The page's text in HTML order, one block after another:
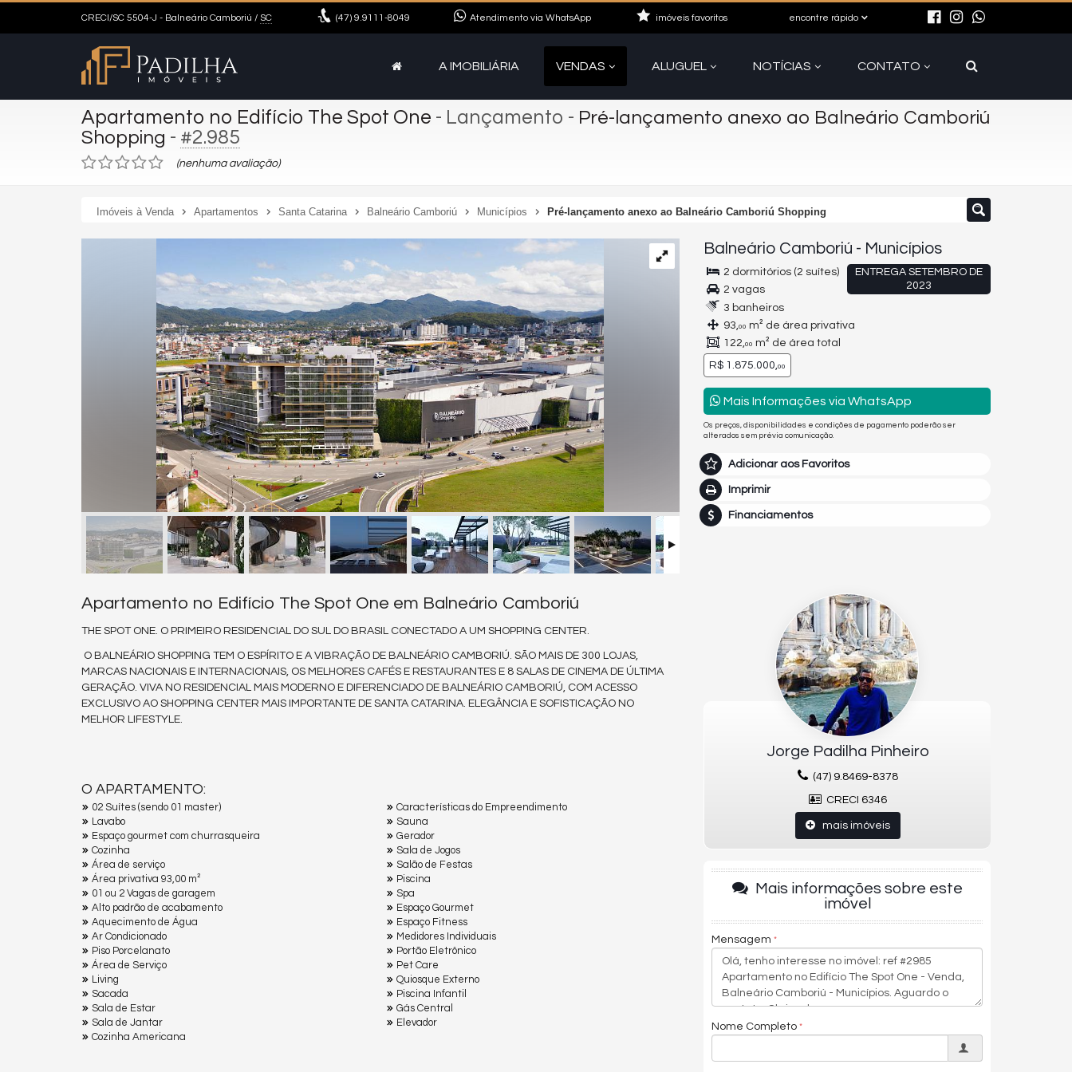
CRECI/SC 5504-J - Balneário Camboriú / SC (47) 9.9111-8049 Atendimento via WhatsApp encontre rápido
imóveis favoritos
A IMOBILIÁRIA VENDAS ALUGUEL NOTÍCIAS CONTATO
Apartamento no Edifício The Spot One - Lançamento - Pré-lançamento anexo ao Balneário Camboriú
Shopping - #2.985
(nenhuma avaliação)
Imóveis à Venda Apartamentos Santa Catarina Balneário Camboriú Municípios Pré-lançamento anexo ao Balneário Camboriú Shopping
Balneário Camboriú - Municípios
ENTREGA SETEMBRO DE
2023
2 dormitórios (2 suítes)
2 vagas
3 banheiros
93,00 m² de área privativa
122,00 m² de área total
R$ 1.875.000,00
Mais Informações via WhatsApp
Os preços, disponibilidades e condições de pagamento poderão ser
alterados sem prévia comunicação.
Adicionar aos Favoritos
Imprimir
Financiamentos
Apartamento no Edifício The Spot One em Balneário Camboriú
THE SPOT ONE. O PRIMEIRO RESIDENCIAL DO SUL DO BRASIL CONECTADO A UM SHOPPING CENTER.
O BALNEÁRIO SHOPPING TEM O ESPÍRITO E A VIBRAÇÃO DE BALNEÁRIO CAMBORIÚ. SÃO MAIS DE 300 LOJAS,
MARCAS NACIONAIS E INTERNACIONAIS, OS MELHORES CAFÉS E RESTAURANTES E 8 SALAS DE CINEMA DE ÚLTIMA
GERAÇÃO. VIVA NO RESIDENCIAL MAIS MODERNO E DIFERENCIADO DE BALNEÁRIO CAMBORIÚ, COM ACESSO
EXCLUSIVO AO SHOPPING CENTER MAIS IMPORTANTE DE SANTA CATARINA. ELEGÂNCIA E SOFISTICAÇÃO NO
MELHOR LIFESTYLE.
O APARTAMENTO:
02 Suítes (sendo 01 master)
Lavabo
Espaço gourmet com churrasqueira
Cozinha
Área de serviço
Área privativa 93,00 m²
01 ou 2 Vagas de garagem
Alto padrão de acabamento
Aquecimento de Água
Ar Condicionado
Piso Porcelanato
Área de Serviço
Living
Sacada
Sala de Estar
Sala de Jantar
Cozinha Americana
Características do Empreendimento
Sauna
Gerador
Sala de Jogos
Salão de Festas
Piscina
Spa
Espaço Gourmet
Espaço Fitness
Medidores Individuais
Portão Eletrônico
Pet Care
Quiosque Externo
Piscina Infantil
Gás Central
Elevador
Jorge Padilha Pinheiro
(47) 9.8469-8378
CRECI 6346
mais imóveis
Mais informações sobre este
imóvel
Mensagem
Nome Completo